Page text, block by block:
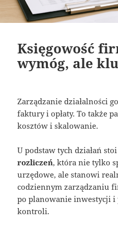
Księgowość
wymóg, ale
Zarządzanie działalności
faktury i opłaty. To także
kosztów i skalowanie.
U podstaw tych działań
rozliczeń, która nie tylko
urzędowe, ale stanowi
codziennym zarządzaniu
po planowanie inwestycji i
kontroli.